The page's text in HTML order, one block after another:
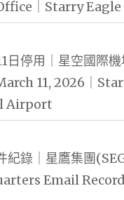
｜Starry Eagle
停用｜星空國際機
11, 2026｜
Airport
紀錄｜星鷹集團
Email